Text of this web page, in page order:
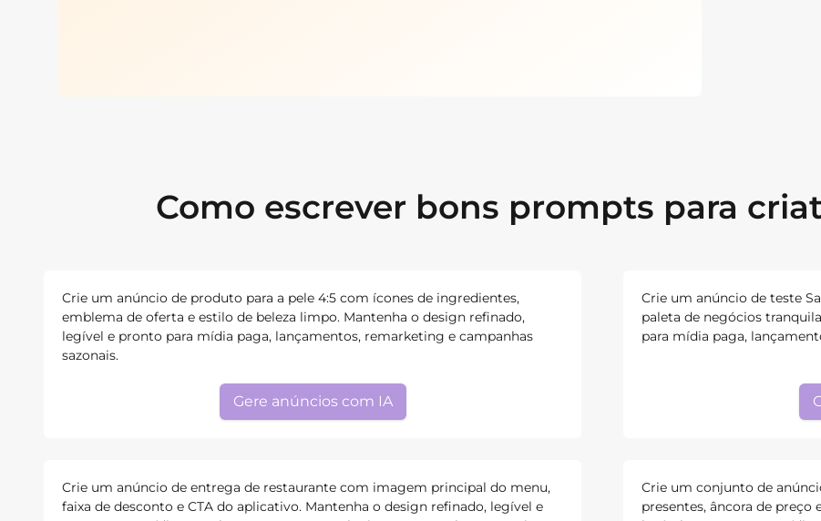
Como escrever bons prompts para
Crie um anúncio de produto para a pele 4:5 com ícones de ingredientes,
emblema de oferta e estilo de beleza limpo. Mantenha o design refinado,
legível e pronto para mídia paga, lançamentos, remarketing e campanhas
sazonais.
Gere anúncios com IA
Crie um anúncio de teste
paleta de negócios
para mídia paga,
Crie um anúncio de entrega de restaurante com imagem principal do menu,
faixa de desconto e CTA do aplicativo. Mantenha o design refinado, legível e
Crie um conjunto de
presentes, âncora de